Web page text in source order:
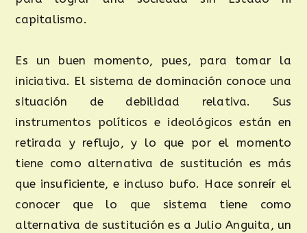
capitalismo.
Es un buen momento, pues, para tomar la
iniciativa. El sistema de dominación conoce una
situación de debilidad relativa. Sus
instrumentos políticos e ideológicos están en
retirada y reflujo, y lo que por el momento
tiene como alternativa de sustitución es más
que insuficiente, e incluso bufo. Hace sonreír el
conocer que lo que sistema tiene como
alternativa de sustitución es a Julio Anguita, un